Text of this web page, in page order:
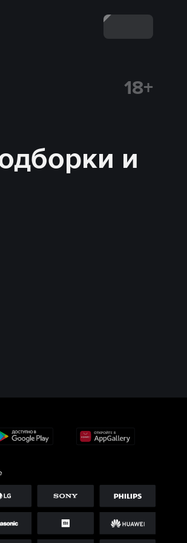
18+
и